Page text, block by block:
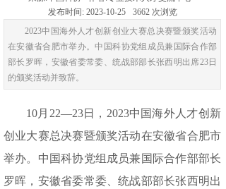
发布时间: 2023-10-25 3662 次浏览
2023中国海外人才创新创业大赛总决赛暨颁奖活动
在安徽省合肥市举办。中国科协党组成员兼国际合作部
部长罗晖，安徽省委常委、统战部部长张西明出席23日
的颁奖活动并致辞。
10月22—23日，2023中国海外人才创新
创业大赛总决赛暨颁奖活动在安徽省合肥市
举办。中国科协党组成员兼国际合作部部长
罗晖，安徽省委常委、统战部部长张西明出